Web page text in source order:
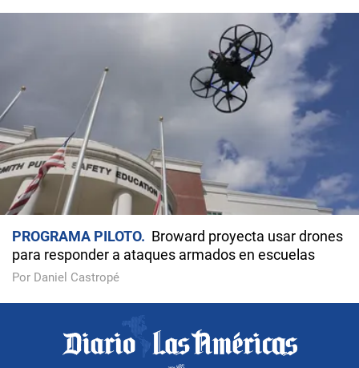
PROGRAMA PILOTO
Broward proyecta usar drones
para responder a ataques armados en escuelas
Por Daniel Castropé